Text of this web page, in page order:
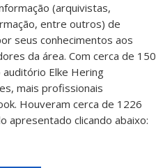
(arquivistas,
entre outros) de
seus conhecimentos aos
da área. Com cerca de 150
Elke Hering
mais profissionais
Houveram cerca de 1226
apresentado clicando abaixo: